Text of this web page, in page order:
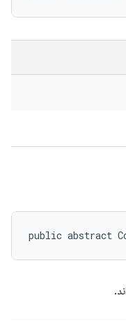
public abstract